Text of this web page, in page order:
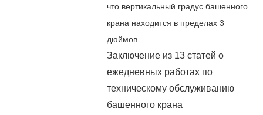
что вертикальный градус башенного
крана находится в пределах 3
дюймов.
Заключение из 13 статей о
ежедневных работах по
техническому обслуживанию
башенного крана